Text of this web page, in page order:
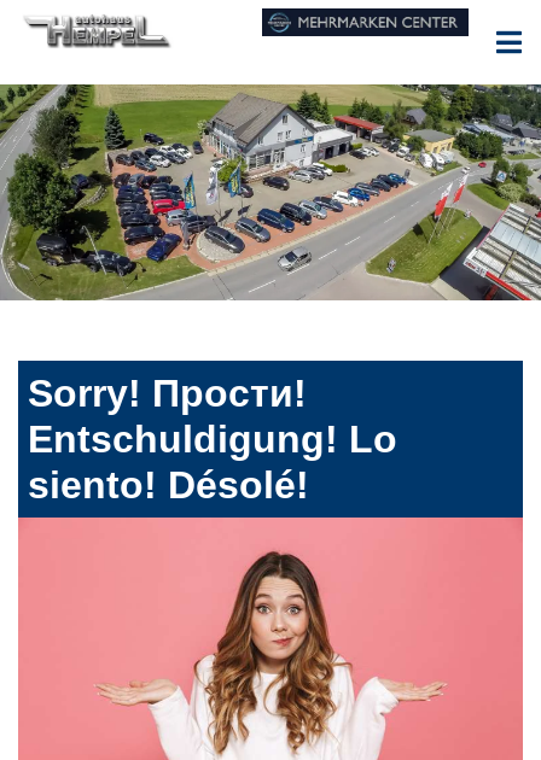
Sorry! Прости!
Entschuldigung! Lo
siento! Désolé!